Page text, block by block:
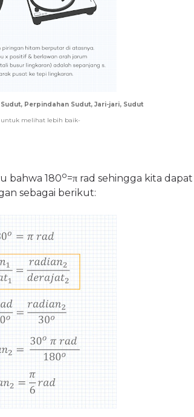
Sudut, Perpindahan Sudut, Jari-jari, Sudut
melihat lebih baik-
bahwa 180o=π rad sehingga kita dapat
sebagai berikut: